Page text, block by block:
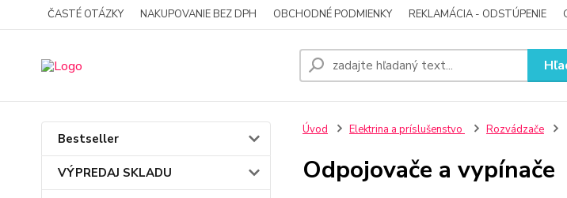
ČASTÉ OTÁZKY NAKUPOVANIE BEZ DPH OBCHODNÉ PODMIENKY REKLAMÁCIA - ODSTÚPENIE
Bestseller
VÝPREDAJ SKLADU
Úvod Elektrina a príslušenstvo Rozvádzače
Odpojovače a vypínače